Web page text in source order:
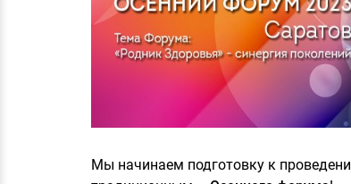
Мы начинаем подготовку к